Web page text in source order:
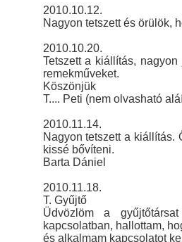
2010.10.12.
Nagyon tetszett és örülök,
2010.10.20.
Tetszett a kiállítás,
remekműveket.
Köszönjük
T.... Peti (nem olvasható
2010.11.14.
Nagyon tetszett a kiállítás.
kissé bővíteni.
Barta Dániel
2010.11.18.
T. Gyűjtő
Üdvözlöm a
kapcsolatban, hallottam,
és alkalmam kapcsolatot